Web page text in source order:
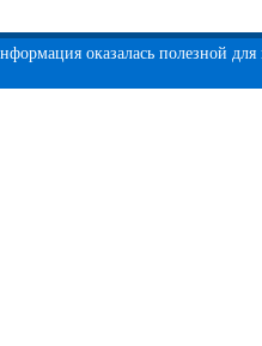
оказалась полезной